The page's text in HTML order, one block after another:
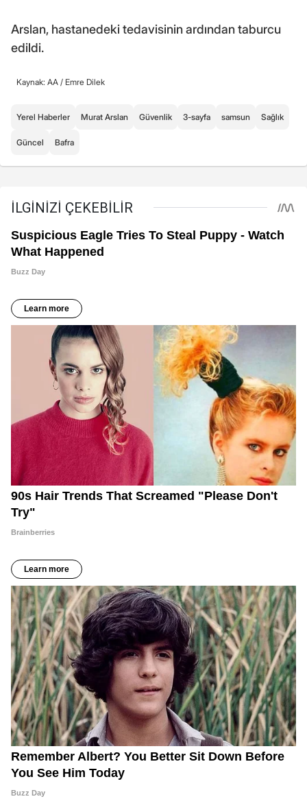
Arslan, hastanedeki tedavisinin ardından taburcu
edildi.
Kaynak: AA / Emre Dilek
Yerel Haberler Murat Arslan Güvenlik 3-sayfa samsun Sağlık
Güncel Bafra